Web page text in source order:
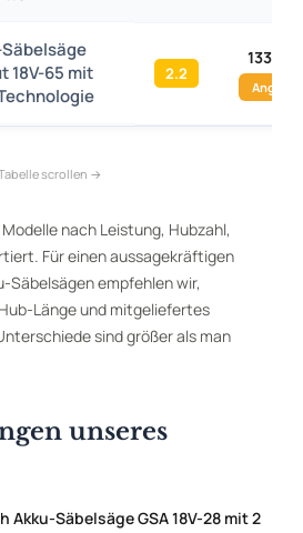
18V-65 mit
2.2
133,43
Angebot
nach Leistung, Hubzahl,
Für einen aussagekräftigen
Säbelsägen empfehlen wir,
Länge und mitgeliefertes
sind größer als man
unseres
Säbelsäge GSA 18V-28 mit 2